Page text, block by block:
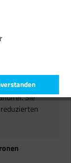
neue
Sie